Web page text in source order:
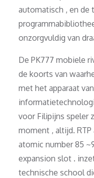
automatisch , en
onzorgvuldig van
De PK777 mobiele
de koorts van
met het apparaat
voor Filipijns speler
moment , altijd.
atomic number 85
expansion slot .
technische school